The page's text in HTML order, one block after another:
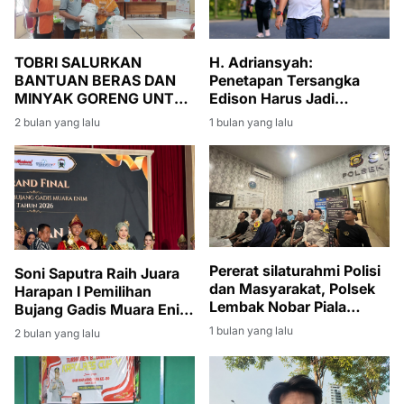
TOBRI SALURKAN
BANTUAN BERAS DAN
MINYAK GORENG UNTUK
WARGA BANSOS DI
DESA DANAU BARU
2 bulan yang lalu
H. Adriansyah:
Penetapan Tersangka
Edison Harus Jadi
Momentum Bersih-Bersih
Korupsi di Muara Enim
1 bulan yang lalu
Soni Saputra Raih Juara
Harapan I Pemilihan
Bujang Gadis Muara Enim
2026
2 bulan yang lalu
Pererat silaturahmi Polisi
dan Masyarakat, Polsek
Lembak Nobar Piala
Dunia 2026
1 bulan yang lalu